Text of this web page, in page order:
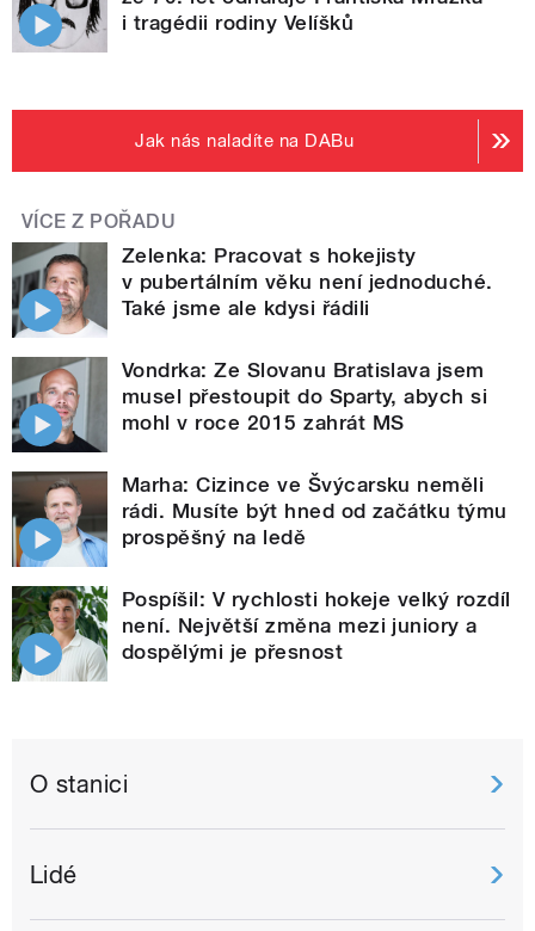
i tragédii rodiny Velíšků
Jak nás naladíte na DABu
VÍCE Z POŘADU
Zelenka: Pracovat s hokejisty
v pubertálním věku není jednoduché.
Také jsme ale kdysi řádili
Vondrka: Ze Slovanu Bratislava jsem
musel přestoupit do Sparty, abych si
mohl v roce 2015 zahrát MS
Marha: Cizince ve Švýcarsku neměli
rádi. Musíte být hned od začátku týmu
prospěšný na ledě
Pospíšil: V rychlosti hokeje velký rozdíl
není. Největší změna mezi juniory a
dospělými je přesnost
O stanici
Lidé